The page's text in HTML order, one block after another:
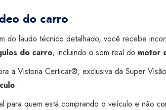
do carro
do laudo técnico detalhado, você recebe
do carro, incluindo o som real do motor
a Vistoria Certicar®, exclusiva da Super
.
para quem está comprando o veículo e não